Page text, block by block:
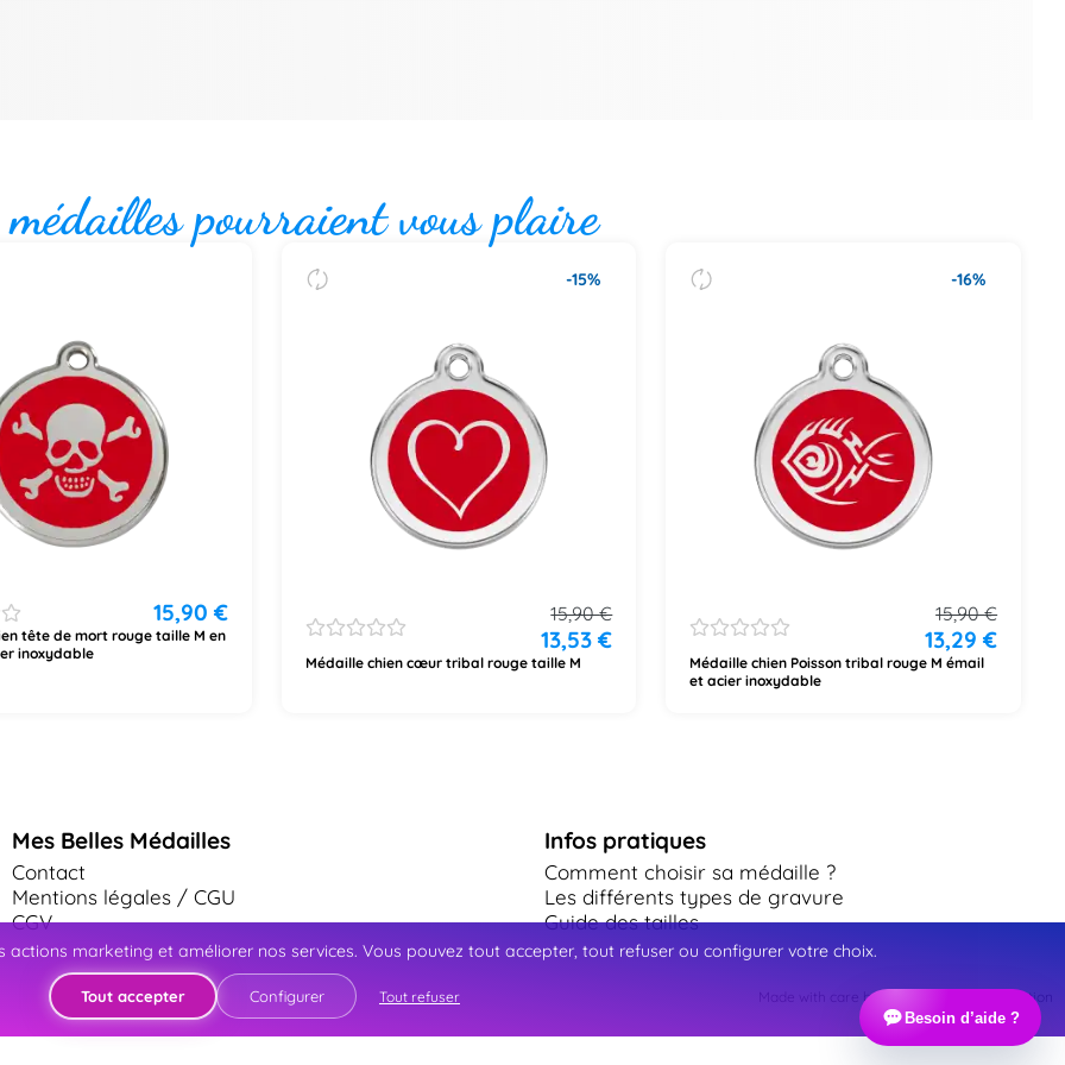
médailles pourraient vous plaire
15,90 €
tête de mort rouge taille M en
inoxydable
-15%
15,90€
13,53€
Médaille chien cœur tribal rouge taille M
-16%
15,90€
13,29€
Médaille chien Poisson tribal rouge M émail
et acier inoxydable
Mes Belles Médailles
Contact
Mentions légales / CGU
CGV
Infos pratiques
Comment choisir sa médaille ?
Les différents types de gravure
Guide des tailles
Made with care by Webinart Communication
Besoin d’aide ?
actions marketing et améliorer nos services. Vous pouvez tout accepter, tout refuser ou configurer votre choix.
Tout accepter Configurer Tout refuser